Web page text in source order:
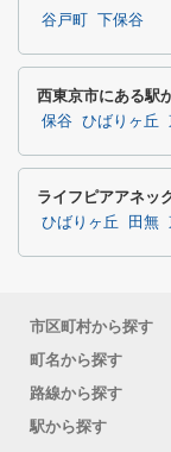
谷戸町
下保谷
西東京市にある駅
保谷 ひばりヶ丘
ライフピアアネッ
ひばりヶ丘 田無
市区町村から探す
町名から探す
路線から探す
駅から探す